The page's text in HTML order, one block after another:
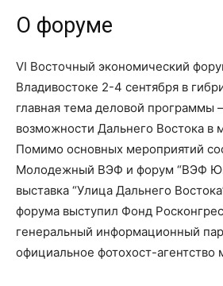
О форуме
VI Восточный экономический
Владивостоке 2-4 сентября в
главная тема деловой программы
возможности Дальнего Востока в
Помимо основных мероприятий
Молодежный ВЭФ и форум “ВЭФ
выставка “Улица Дальнего
форума выступил Фонд
генеральный информационный
официальное фотохост-агентство